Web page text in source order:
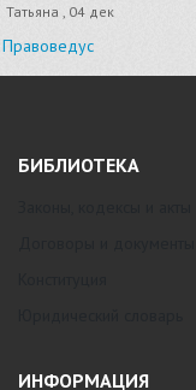
Татьяна , 04 дек
Правоведус
БИБЛИОТЕКА
ИНФОРМАЦИЯ